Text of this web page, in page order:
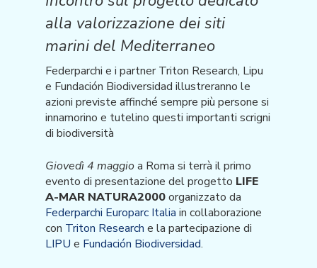
alla valorizzazione dei siti
marini del Mediterraneo
Federparchi e i partner Triton Research, Lipu
e Fundación Biodiversidad illustreranno le
azioni previste affinché sempre più persone si
innamorino e tutelino questi importanti scrigni
di biodiversità
Giovedì 4 maggioa Roma si terrà il primo
evento di presentazione del progetto LIFE
A-MAR NATURA2000organizzato da
Federparchi Europarc Italia in collaborazione
con Triton Research e la partecipazione di
LIPU e Fundación Biodiversidad.